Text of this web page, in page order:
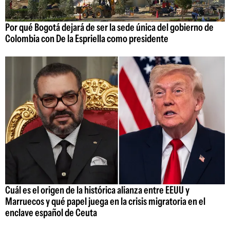
Por qué Bogotá dejará de ser la sede única del gobierno de
Colombia con De la Espriella como presidente
Cuál es el origen de la histórica alianza entre EEUU y
Marruecos y qué papel juega en la crisis migratoria en el
enclave español de Ceuta